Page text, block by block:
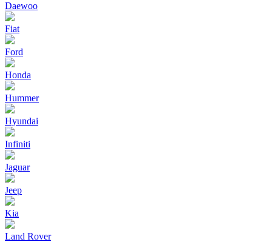
Daewoo
Fiat
Ford
Honda
Hummer
Hyundai
Infiniti
Jaguar
Jeep
Kia
Land Rover